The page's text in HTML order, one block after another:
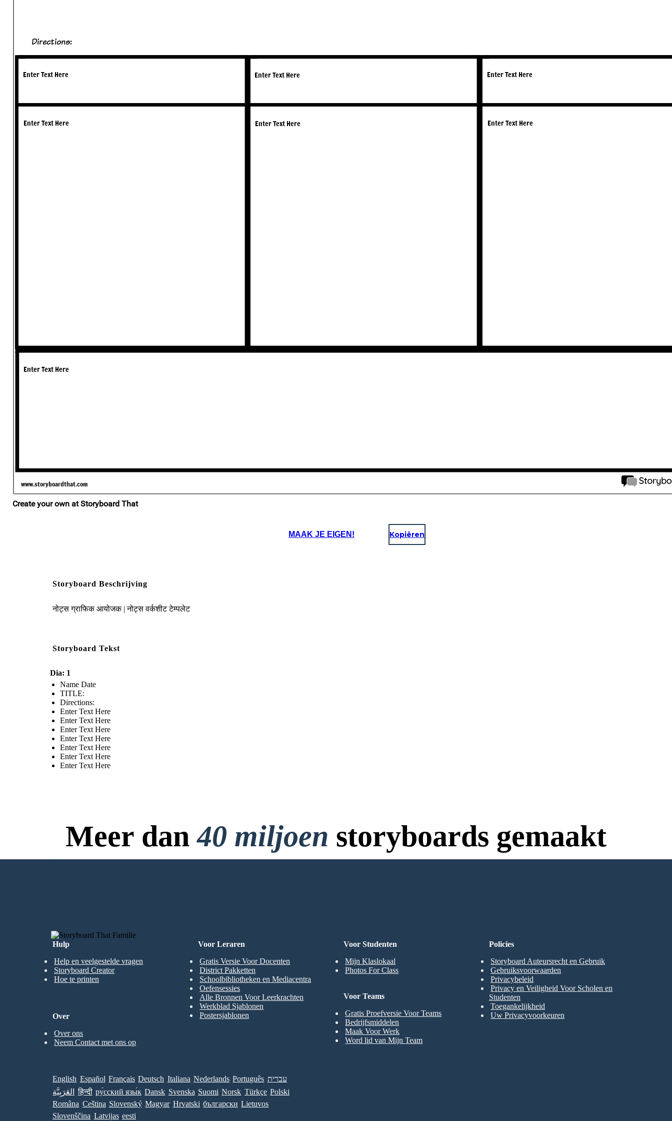
MAAK JE EIGEN! Kopiëren
Storyboard Beschrijving
नोट्स ग्राफिक आयोजक | नोट्स वर्कशीट टेम्पलेट
Storyboard Tekst
Dia: 1
Name Date
TITLE :
Directions:
Enter Text Here
Enter Text Here
Enter Text Here
Enter Text Here
Enter Text Here
Enter Text Here
Enter Text Here
Meer dan40 miljoen storyboards gemaakt
Geen Downloads, Geen Creditcard en Geen Login Nodig om te Proberen!
Hulp
Help en veelgestelde vragen
Storyboard Creator
Hoe te printen
Voor Studenten
Mijn Klaslokaal
Photos For Class
Voor Leraren
Gratis Versie Voor Docenten
District Pakketten
Schoolbibliotheken en Mediacentra
Oefensessies
Alle Bronnen Voor Leerkrachten
Werkblad Sjablonen
Postersjablonen
Voor Teams
Gratis Proefversie Voor Teams
Bedrijfsmiddelen
Maak Voor Werk
Word lid van Mijn Team
Over
Over ons
Neem Contact met ons op
Policies
Storyboard Auteursrecht en Gebruik
Gebruiksvoorwaarden
Privacybeleid
Privacy en Veiligheid Voor Scholen en
Studenten
Toegankelijkheid
Uw Privacyvoorkeuren
English Español Français Deutsch Italiana Nederlands Português עברית
العَرَبِيَّة
हिन्दी ру́сский язы́к Dansk Svenska Suomi Norsk Türkçe Polski
Româna Ceština Slovenský Magyar Hrvatski български Lietuvos
Slovenščina Latvijas eesti